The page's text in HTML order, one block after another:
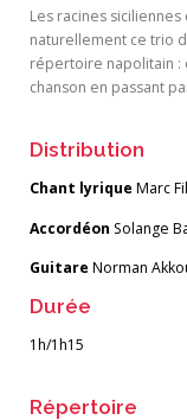
Les racines
naturellement ce trio
répertoire napolitain :
chanson en passant
Distribution
Chant lyrique Marc
Accordéon Solange
Guitare Norman
Durée
1h/1h15
Répertoire